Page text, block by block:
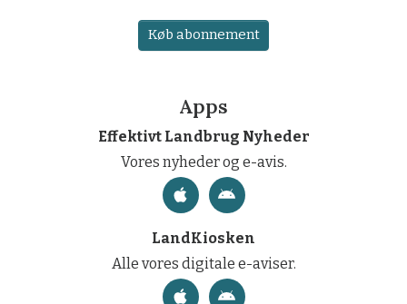
Køb abonnement
Apps
Effektivt Landbrug Nyheder
Vores nyheder og e-avis.
LandKiosken
Alle vores digitale e-aviser.